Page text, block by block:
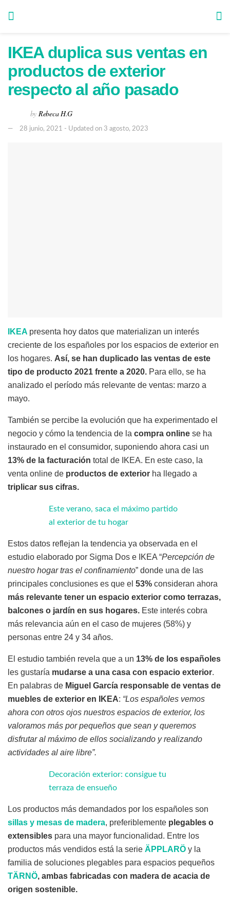
IKEA duplica sus ventas en
productos de exterior
respecto al año pasado
by Rebeca H.G
28 junio, 2021 - Updated on 3 agosto, 2023
IKEA presenta hoy datos que materializan un interés
creciente de los españoles por los espacios de exterior en
los hogares. Así, se han duplicado las ventas de este
tipo de producto 2021 frente a 2020. Para ello, se ha
analizado el período más relevante de ventas: marzo a
mayo.
También se percibe la evolución que ha experimentado el
negocio y cómo la tendencia de la compra online se ha
instaurado en el consumidor, suponiendo ahora casi un
13% de la facturación total de IKEA. En este caso, la
venta online de productos de exterior ha llegado a
triplicar sus cifras.
Este verano, saca el máximo partido
al exterior de tu hogar
Estos datos reflejan la tendencia ya observada en el
estudio elaborado por Sigma Dos e IKEA “Percepción de
nuestro hogar tras el confinamiento” donde una de las
principales conclusiones es que el 53% consideran ahora
más relevante tener un espacio exterior como terrazas,
balcones o jardín en sus hogares. Este interés cobra
más relevancia aún en el caso de mujeres (58%) y
personas entre 24 y 34 años.
El estudio también revela que a un 13% de los españoles
les gustaría mudarse a una casa con espacio exterior.
En palabras de Miguel García responsable de ventas de
muebles de exterior en IKEA: “Los españoles vemos
ahora con otros ojos nuestros espacios de exterior, los
valoramos más por pequeños que sean y queremos
disfrutar al máximo de ellos socializando y realizando
actividades al aire libre”.
Decoración exterior: consigue tu
terraza de ensueño
Los productos más demandados por los españoles son
sillas y mesas de madera, preferiblemente plegables o
extensibles para una mayor funcionalidad. Entre los
productos más vendidos está la serie ÄPPLARÖ y la
familia de soluciones plegables para espacios pequeños
TÄRNÖ, ambas fabricadas con madera de acacia de
origen sostenible.